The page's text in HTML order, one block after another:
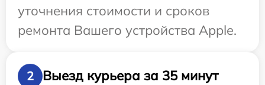
уточнения стоимости и сроков
ремонта Вашего устройства Apple.
2
Выезд курьера за 35 минут